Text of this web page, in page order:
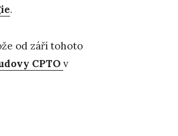
.
od září tohoto
CPTO v